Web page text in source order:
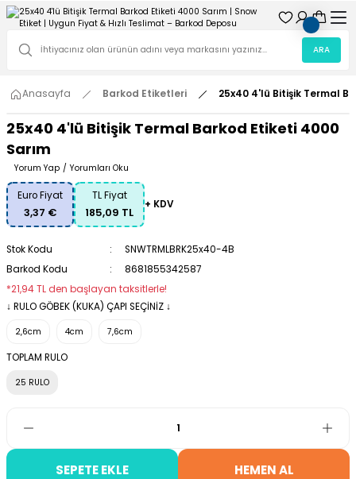
ARA
Anasayfa Barkod Etiketleri 25x40 4'lü Bitişik Termal
25x40 4'lü Bitişik Termal Barkod Etiketi 4000
Sarım
Yorum Yap / Yorumları Oku
Euro Fiyat
3,37 €
TL Fiyat
185,09 TL
+ KDV
Stok Kodu
SNWTRMLBRK25x40-4B
Barkod Kodu
8681855342587
*21,94 TL den başlayan taksitlerle!
↓ RULO GÖBEK (KUKA) ÇAPI SEÇİNİZ ↓
2,6cm 4cm 7,6cm
TOPLAM RULO
25 RULO
SEPETE EKLE HEMEN AL